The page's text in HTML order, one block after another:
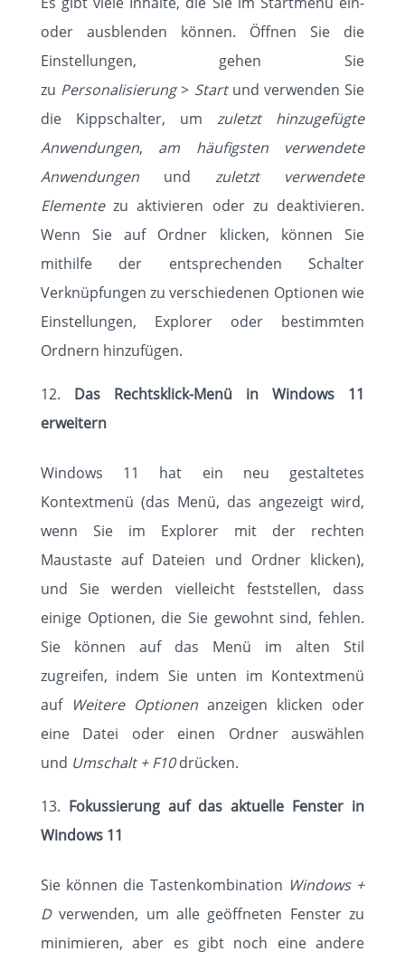
oder ausblenden können. Öffnen Sie die
Einstellungen, gehen Sie
zu Personalisierung > Start und verwenden Sie
die Kippschalter, um
zuletzt hinzugefügte
Anwendungen,
am häufigsten verwendete
Anwendungen
und
zuletzt verwendete
Elemente zu aktivieren oder zu deaktivieren.
Wenn Sie auf Ordner klicken, können Sie
mithilfe der entsprechenden Schalter
Verknüpfungen zu verschiedenen Optionen wie
Einstellungen, Explorer oder bestimmten
Ordnern hinzufügen.
Das Rechtsklick-Menü in Windows 11
erweitern
Windows 11 hat ein neu gestaltetes
Kontextmenü (das Menü, das angezeigt wird,
wenn Sie im Explorer mit der rechten
Maustaste auf Dateien und Ordner klicken),
und Sie werden vielleicht feststellen, dass
einige Optionen, die Sie gewohnt sind, fehlen.
Sie können auf das Menü im alten Stil
zugreifen, indem Sie unten im Kontextmenü
auf
Weitere Optionen anzeigen klicken oder
eine Datei oder einen Ordner auswählen
und Umschalt + F10 drücken.
Fokussierung auf das aktuelle Fenster in
Windows 11
Sie können die Tastenkombination Windows +
D verwenden, um alle geöffneten Fenster zu
minimieren, aber es gibt noch eine andere